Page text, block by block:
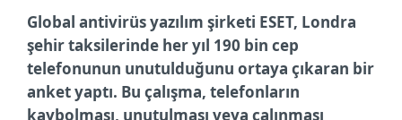
Global antivirüs yazılım şirketi ESET, Londra
şehir taksilerinde her yıl 190 bin cep
telefonunun unutulduğunu ortaya çıkaran bir
anket yaptı. Bu çalışma, telefonların
kaybolması, unutulması veya çalınması